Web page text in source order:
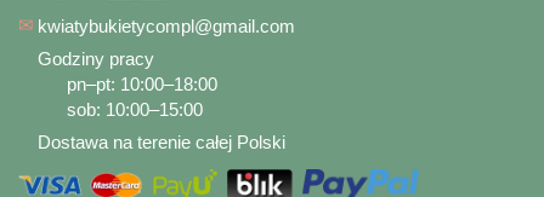
✉ kwiatybukietycompl@gmail.com
Godziny pracy
pn–pt: 10:00–18:00
sob: 10:00–15:00
Dostawa na terenie całej Polski